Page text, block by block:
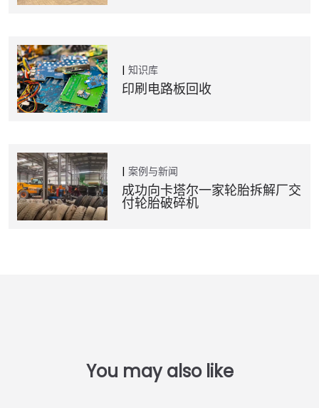
知识库
印刷电路板回收
案例与新闻
成功向卡塔尔一家轮胎拆解厂交
付轮胎破碎机